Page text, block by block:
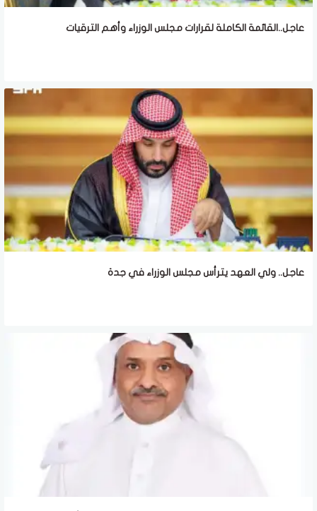
عاجل..القائمة الكاملة لقرارات مجلس الوزراء وأهم الترقيات
عاجل.. ولي العهد يترأس مجلس الوزراء في جدة